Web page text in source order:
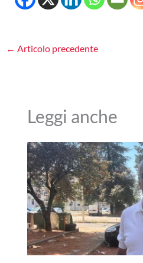
← Articolo precedente
Leggi anche